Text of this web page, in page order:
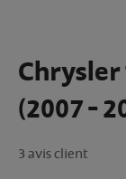
Chrysler
(2007 -
3 avis client